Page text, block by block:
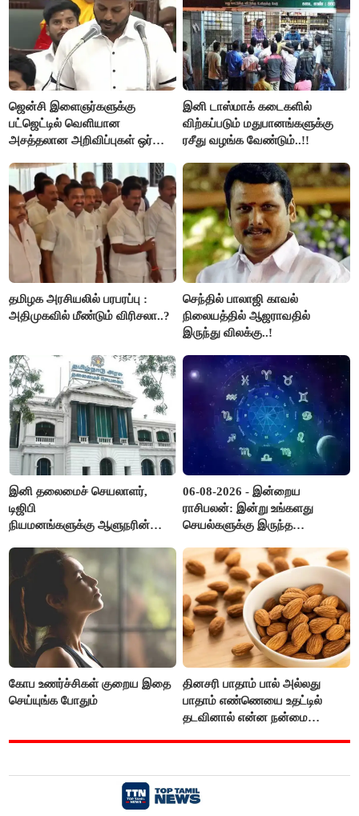
ஜென்சி இளைஞர்களுக்கு
பட்ஜெட்டில் வெளியான
அசத்தலான அறிவிப்புகள் ஒர்
இனி டாஸ்மாக் கடைகளில்
விற்கப்படும் மதுபானங்களுக்கு
ரசீது வழங்க வேண்டும்..!!
தமிழக அரசியலில் பரபரப்பு :
அதிமுகவில் மீண்டும் விரிசலா..?
செந்தில் பாலாஜி காவல்
நிலையத்தில் ஆஜராவதில்
இருந்து விலக்கு..!
இனி தலைமைச் செயலாளர்,
டிஜிபி
நியமனங்களுக்கு ஆளுநரின்
தமிழ்நாடு அரசு அதிரடி..!
06-08-2026 - இன்றைய
ராசிபலன்: இன்று உங்களது
செயல்களுக்கு இருந்த
எதிர்பார்த்த உதவிகள் கிடைக்கும்.
பணவரத்து கூடும்..!
கோப உணர்ச்சிகள் குறைய இதை
செய்யுங்க போதும்
தினசரி பாதாம் பால் அல்லது
பாதாம் எண்ணெயை உதட்டில்
தடவினால் என்ன நன்மை